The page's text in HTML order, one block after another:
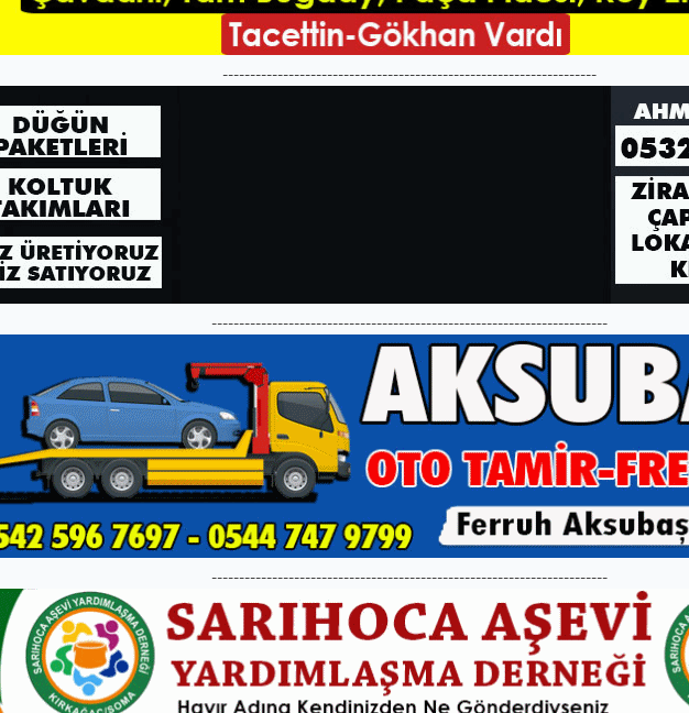
--------------------------------------------------------------------
------------------------------------------------------------------------
------------------------------------------------------------------------